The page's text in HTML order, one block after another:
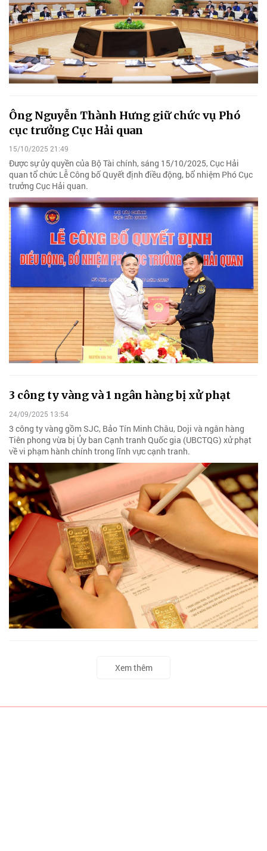
Ông Nguyễn Thành Hưng giữ chức vụ Phó
cục trưởng Cục Hải quan
15/10/2025 21:49
Được sự ủy quyền của Bộ Tài chính, sáng 15/10/2025, Cục Hải
quan tổ chức Lễ Công bố Quyết định điều động, bổ nhiệm Phó Cục
trưởng Cục Hải quan.
3 công ty vàng và 1 ngân hàng bị xử phạt
24/09/2025 13:54
3 công ty vàng gồm SJC, Bảo Tín Minh Châu, Doji và ngân hàng
Tiên phong vừa bị Ủy ban Cạnh tranh Quốc gia (UBCTQG) xử phạt
về vi phạm hành chính trong lĩnh vực cạnh tranh.
Xem thêm